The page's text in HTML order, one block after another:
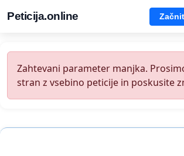
Peticija.online
Zahtevani parameter manjka.
stran z vsebino peticije in poskusite